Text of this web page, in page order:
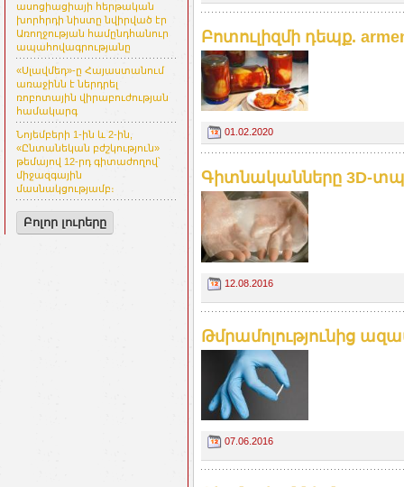
ասոցիացիայի հերթական
խորհրդի նիստը նվիրված էր
Առողջության համընդհանուր
ապահովագրությանը
«Սլավմեդ»-ը Հայաստանում
առաջինն է ներդրել
ռոբոտային վիրաբուժության
համակարգ
Նոյեմբերի 1-ին և 2-ին,
«Ընտանեկան բժշկություն»
թեմայով 12-րդ գիտաժողով՝
միջազգային
մասնակցությամբ։
Բոլոր լուրերը
Բոտուլիզմի դեպք.
01.02.2020
Գիտնականները 3D-
12.08.2016
Թմրամոլությունից
07.06.2016